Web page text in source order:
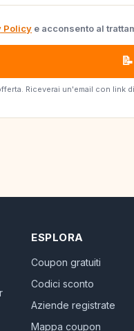
Policy e acconsento al
Riceverai un'email con link
ESPLORA
Coupon gratuiti
Codici sconto
Aziende registrate
Mappa coupon